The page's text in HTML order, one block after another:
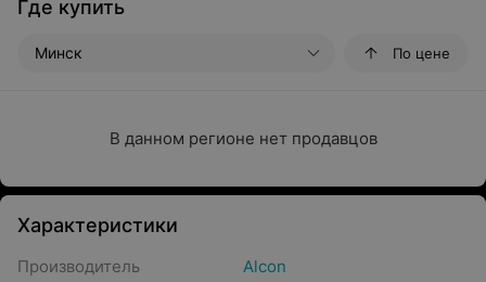
Где купить
Минск По цене
В данном регионе нет продавцов
Характеристики
Производитель
Alcon